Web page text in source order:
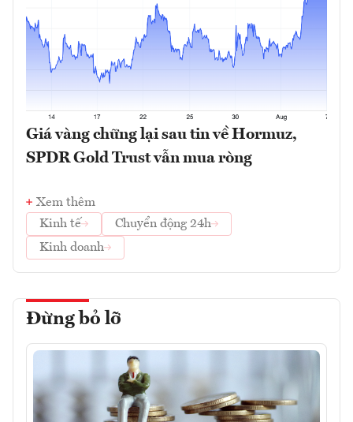
Giá vàng chững lại sau tin về Hormuz,
SPDR Gold Trust vẫn mua ròng
Xem thêm
Kinh tế
Chuyển động 24h
Kinh doanh
Đừng bỏ lỡ